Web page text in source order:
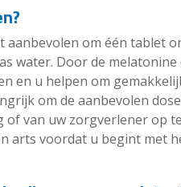
om één tablet
water. Door de
en u helpen om
om de aanbevolen
of van uw zorgverlener op
arts voordat u begint met